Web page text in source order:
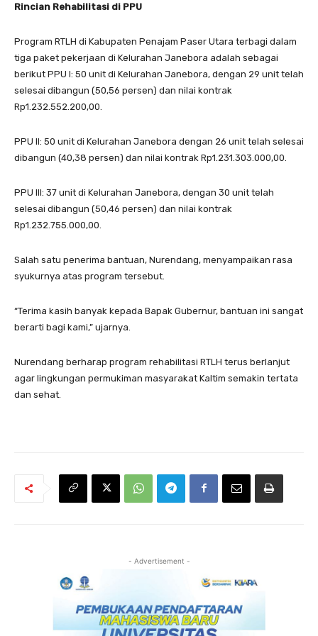
Rincian Rehabilitasi di PPU
Program RTLH di Kabupaten Penajam Paser Utara terbagi dalam
tiga paket pekerjaan di Kelurahan Janebora adalah sebagai
berikut PPU I: 50 unit di Kelurahan Janebora, dengan 29 unit telah
selesai dibangun (50,56 persen) dan nilai kontrak
Rp1.232.552.200,00.
PPU II: 50 unit di Kelurahan Janebora dengan 26 unit telah selesai
dibangun (40,38 persen) dan nilai kontrak Rp1.231.303.000,00.
PPU III: 37 unit di Kelurahan Janebora, dengan 30 unit telah
selesai dibangun (50,46 persen) dan nilai kontrak
Rp1.232.755.000,00.
Salah satu penerima bantuan, Nurendang, menyampaikan rasa
syukurnya atas program tersebut.
“Terima kasih banyak kepada Bapak Gubernur, bantuan ini sangat
berarti bagi kami,” ujarnya.
Nurendang berharap program rehabilitasi RTLH terus berlanjut
agar lingkungan permukiman masyarakat Kaltim semakin tertata
dan sehat.
- Advertisement -